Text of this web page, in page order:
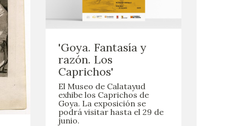
'Goya. Fantasía y
razón. Los
Caprichos'
El Museo de Calatayud
exhibe los Caprichos de
Goya. La exposición se
podrá visitar hasta el 29 de
junio.